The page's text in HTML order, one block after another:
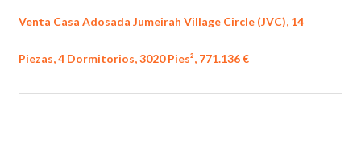
Venta Casa Adosada Jumeirah Village Circle (JVC), 14
Piezas, 4 Dormitorios, 3020 Pies², 771.136 €